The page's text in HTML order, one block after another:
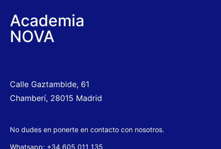
Academia
NOVA
Calle Gaztambide, 61
Chamberí, 28015 Madrid
No dudes en ponerte en contacto con nosotros.
Whatsapp: +34 605 011 135